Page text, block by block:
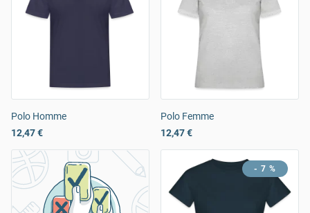
Polo Homme
12,47 €
Polo Femme
12,47 €
- 7 %